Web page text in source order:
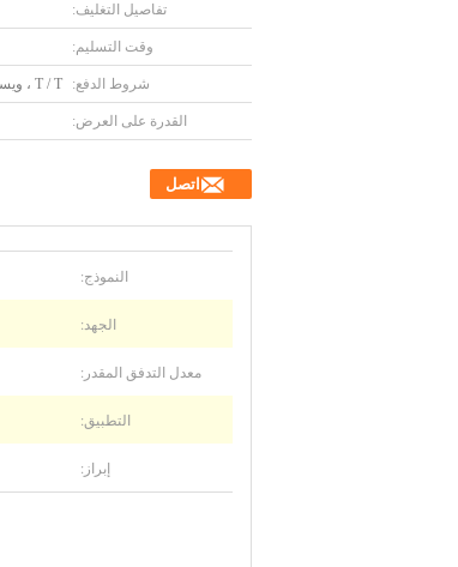
تفاصيل التغليف:
وقت التسليم:
شروط الدفع: T / T ، ويسترن يونيون ، باي بال
القدرة على العرض:
اتصل
النموذج:
الجهد:
معدل التدفق المقدر:
التطبيق:
إبراز: